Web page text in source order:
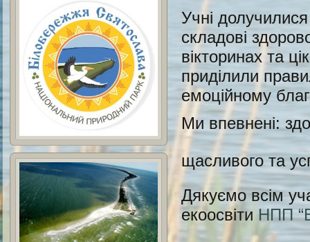
Учні
складові
вікторинах та
приділили
емоційному
Ми впевнені:
щасливого та
Дякуємо всім
екоосвітиНПП